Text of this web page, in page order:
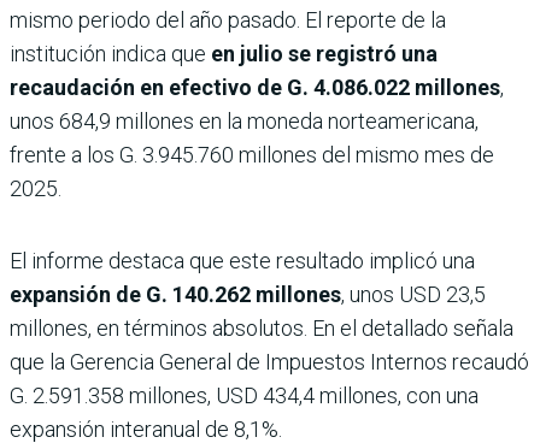
mismo periodo del año pasado. El reporte de la
institución indica que en julio se registró una
recaudación en efectivo de G. 4.086.022 millones,
unos 684,9 millones en la moneda norteamericana,
frente a los G. 3.945.760 millones del mismo mes de
2025.
El informe destaca que este resultado implicó una
expansión de G. 140.262 millones, unos USD 23,5
millones, en términos absolutos. En el detallado señala
que la Gerencia General de Impuestos Internos recaudó
G. 2.591.358 millones, USD 434,4 millones, con una
expansión interanual de 8,1%.